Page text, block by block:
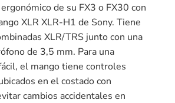
de su FX3 o FX30 con
XLR XLR-H1 de Sony. Tiene
XLR/TRS junto con una
de 3,5 mm. Para una
el mango tiene controles
en el costado con
cambios accidentales en